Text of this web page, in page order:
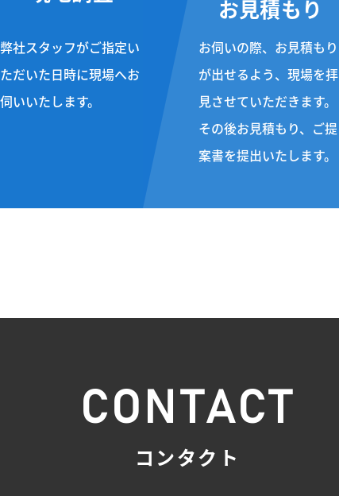
弊社スタッフがご指定い
ただいた日時に現場へお
伺いいたします。
お見積もり
お伺いの際、お見積もり
が出せるよう、現場を拝
見させていただきます。
その後お見積もり、ご提
案書を提出いたします。
CONTACT
コンタクト